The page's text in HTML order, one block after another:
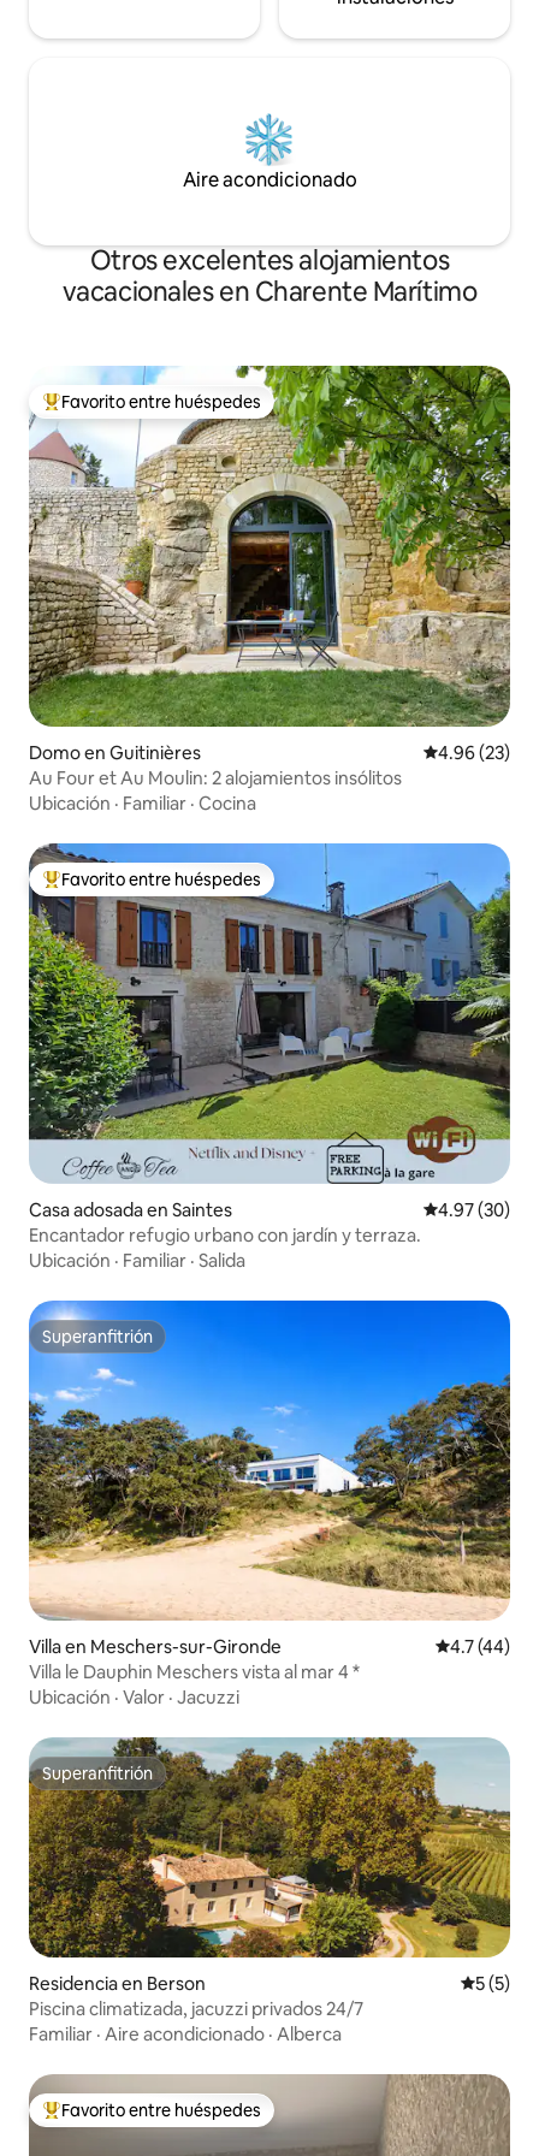
Aire acondicionado
Otros excelentes alojamientos
vacacionales en Charente Marítimo
De los mejores en Favorito entre huéspedes
Favorito entre huéspedes
Domo en Guitinières Calificación
4.96 (23)
Au Four et Au Moulin: 2 alojamientos insólitos
Ubicación · Familiar · Cocina
De los mejores en Favorito entre huéspedes
Favorito entre huéspedes
Casa adosada en Saintes Calificación
4.97 (30)
Encantador refugio urbano con jardín y terraza.
Ubicación · Familiar · Salida
Superanfitrión
Superanfitrión
Villa en Meschers-sur-Gironde Calificación
4.7 (44)
Villa le Dauphin Meschers vista al mar 4 *
Ubicación · Valor · Jacuzzi
Superanfitrión
Superanfitrión
Residencia en Berson
5 (5)
Piscina climatizada, jacuzzi privados 24/7
Familiar · Aire acondicionado · Alberca
De los mejores en Favorito entre huéspedes
Favorito entre huéspedes